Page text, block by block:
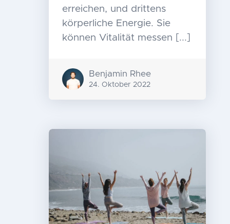
erreichen, und drittens
körperliche Energie. Sie
können Vitalität messen [...]
Benjamin Rhee
24. Oktober 2022